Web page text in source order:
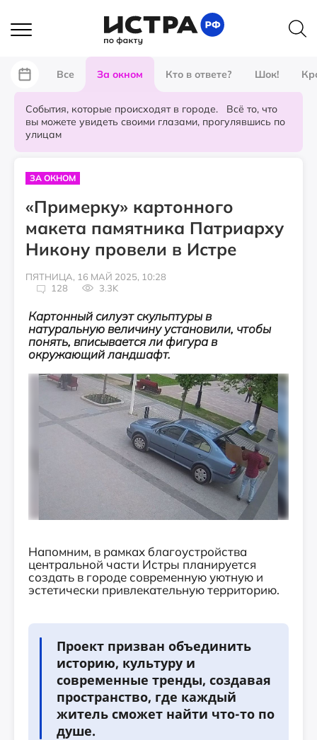
Все За окном Кто в ответе? Шок!
События, которые происходят в городе. Всё то, что
вы можете увидеть своими глазами, прогулявшись по
улицам
ЗА ОКНОМ
«Примерку» картонного
макета памятника Патриарху
Никону провели в Истре
ПЯТНИЦА, 16 МАЙ 2025, 10:28
128
3.3K
Картонный силуэт скульптуры в
натуральную величину установили, чтобы
понять, вписывается ли фигура в
окружающий ландшафт.
Напомним, в рамках благоустройства
центральной части Истры планируется
создать в городе современную уютную и
эстетически привлекательную территорию.
Проект призван объединить
историю, культуру и
современные тренды, создавая
пространство, где каждый
житель сможет найти что-то по
душе.